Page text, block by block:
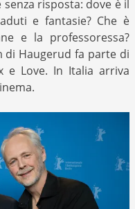
risposta: dove è il
e fantasie? Che è
e la professoressa?
di Haugerud fa parte di
e Love. In Italia arriva